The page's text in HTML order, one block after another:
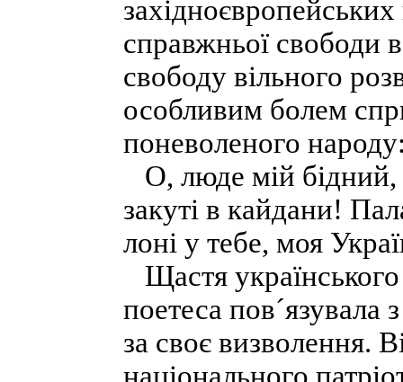
справжньої свободи
свободу вільного
особливим болем
поневоленого
О, люде мій бідний,
закуті в кайдани!
лоні у тебе, моя
Щастя
поетеса
за своє визволення.